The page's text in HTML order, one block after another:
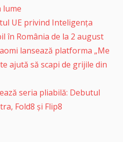
lume
UE privind Inteligența
în România de la 2 august
lansează platforma „Me
ajută să scapi de grijile din
seria pliabilă: Debutul
Fold8 și Flip8